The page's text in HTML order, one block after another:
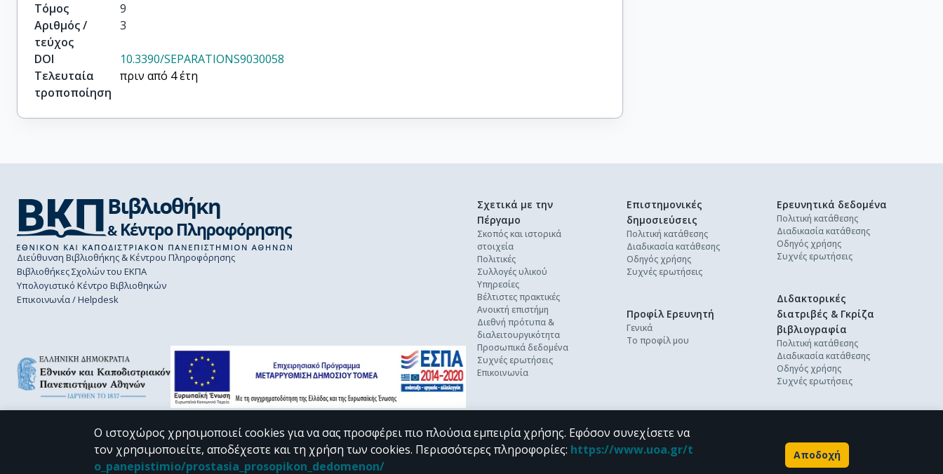
Τόμος
9
Αριθμός /
τεύχος
3
DOI
10.3390/SEPARATIONS9030058
Τελευταία
τροποποίηση
πριν από 4 έτη
Διεύθυνση Βιβλιοθήκης & Κέντρου Πληροφόρησης
Βιβλιοθήκες Σχολών του ΕΚΠΑ
Υπολογιστικό Κέντρο Βιβλιοθηκών
Επικοινωνία / Helpdesk
Σχετικά με την
Πέργαμο
Σκοπός και ιστορικά
στοιχεία
Πολιτικές
Συλλογές υλικού
Υπηρεσίες
Βέλτιστες πρακτικές
Ανοικτή επιστήμη
Διεθνή πρότυπα &
διαλειτουργικότητα
Προσωπικά δεδομένα
Συχνές ερωτήσεις
Επικοινωνία
Επιστημονικές
δημοσιεύσεις
Πολιτική κατάθεσης
Διαδικασία κατάθεσης
Οδηγός χρήσης
Συχνές ερωτήσεις
Ερευνητικά δεδομένα
Πολιτική κατάθεσης
Διαδικασία κατάθεσης
Οδηγός χρήσης
Συχνές ερωτήσεις
Διδακτορικές
διατριβές & Γκρίζα
βιβλιογραφία
Πολιτική κατάθεσης
Διαδικασία κατάθεσης
Οδηγός χρήσης
Συχνές ερωτήσεις
Προφίλ Ερευνητή
Γενικά
Το προφίλ μου
CC BY-NC 4.0
Ο ιστοχώρος χρησιμοποιεί cookies για να σας προσφέρει πιο πλούσια εμπειρία χρήσης. Εφόσον συνεχίσετε να
τον χρησιμοποιείτε, αποδέχεστε και τη χρήση των cookies. Περισσότερες πληροφορίες: https://www.uoa.gr/t
o_panepistimio/prostasia_prosopikon_dedomenon/
Αποδοχή